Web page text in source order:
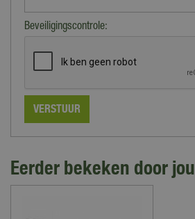
Beveiligingscontrole:
Eerder bekeken door jou